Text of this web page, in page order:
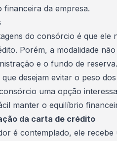
financeira da empresa.
do consórcio é que ele
Porém, a modalidade
e o fundo de reserva.
desejam evitar o peso
uma opção
manter o equilíbrio
da carta de crédito
é contemplado, ele recebe